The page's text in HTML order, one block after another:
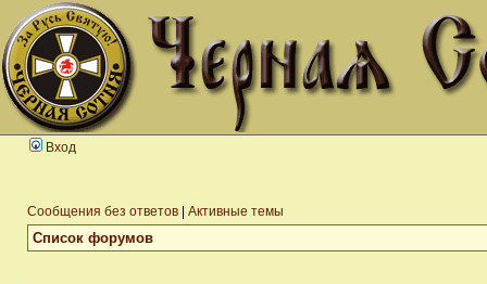
Вход
Сообщения без ответов Активные темы
Список форумов